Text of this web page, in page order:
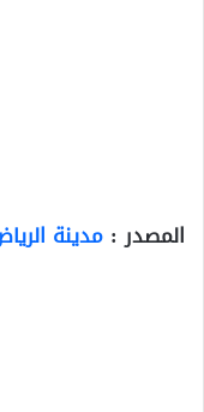
المصدر : مدينة